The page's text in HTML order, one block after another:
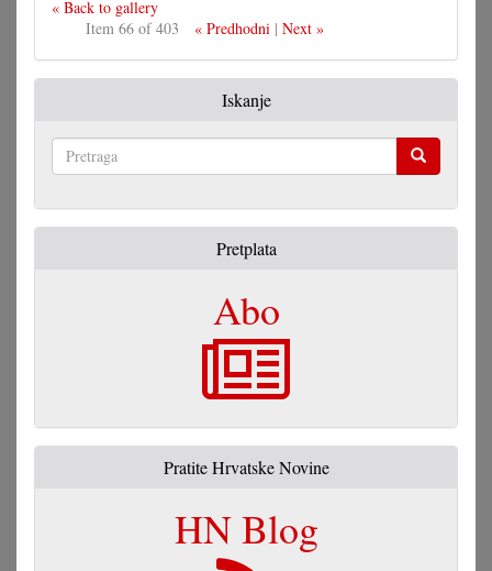
« Back to gallery
Item 66 of 403
« Predhodni| Next »
Iskanje
Pretplata
Abo
Pratite Hrvatske Novine
HN Blog